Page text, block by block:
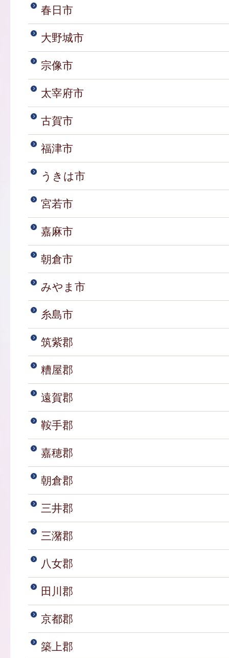
春日市
大野城市
宗像市
太宰府市
古賀市
福津市
うきは市
宮若市
嘉麻市
朝倉市
みやま市
糸島市
筑紫郡
糟屋郡
遠賀郡
鞍手郡
嘉穂郡
朝倉郡
三井郡
三潴郡
八女郡
田川郡
京都郡
築上郡